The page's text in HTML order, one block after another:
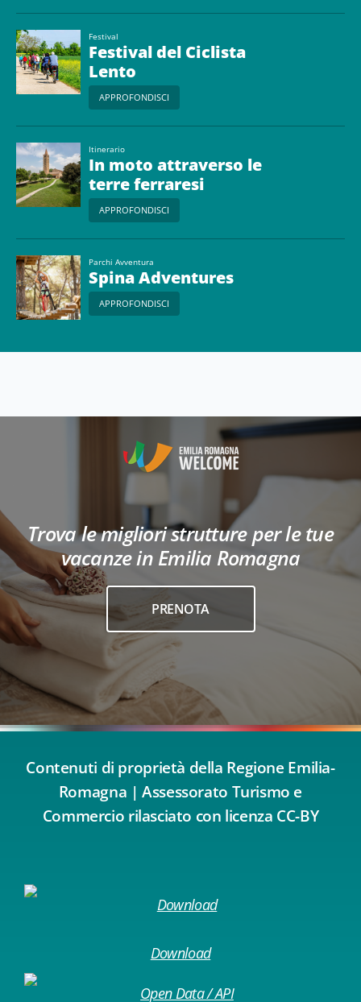
Festival
Festival del Ciclista
Lento
APPROFONDISCI
Itinerario
In moto attraverso le
terre ferraresi
APPROFONDISCI
Parchi Avventura
Spina Adventures
APPROFONDISCI
Trova le migliori strutture per le tue
vacanze in Emilia Romagna
PRENOTA
Contenuti di proprietà della Regione Emilia-
Romagna | Assessorato Turismo e
Commercio rilasciato con licenza CC-BY
Download